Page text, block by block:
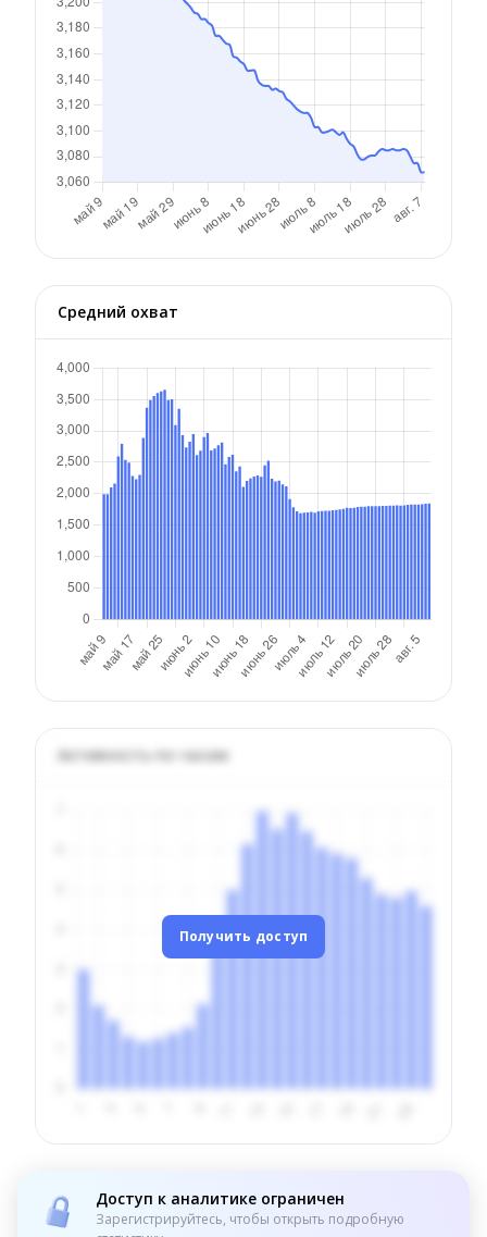
Средний охват
Активность по часам
Получить доступ
Доступ к аналитике ограничен
Зарегистрируйтесь, чтобы открыть подробную